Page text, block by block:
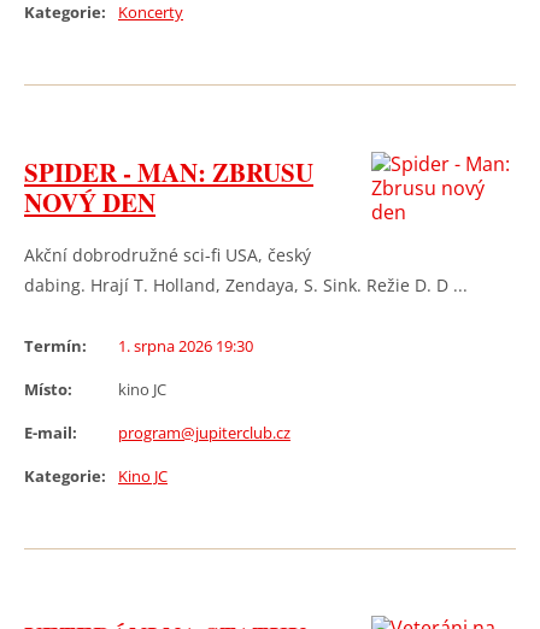
Kategorie:
Koncerty
SPIDER - MAN: ZBRUSU
NOVÝ DEN
Akční dobrodružné sci-fi USA, český
dabing. Hrají T. Holland, Zendaya, S. Sink. Režie D. D ...
Termín:
1. srpna 2026 19:30
Místo:
kino JC
E-mail:
program@jupiterclub.cz
Kategorie:
Kino JC